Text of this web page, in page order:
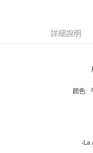
每筆NT$100，滿NT$1,500(
每筆NT$100，滿NT$1,000(
詳細說明
颜色:
-La